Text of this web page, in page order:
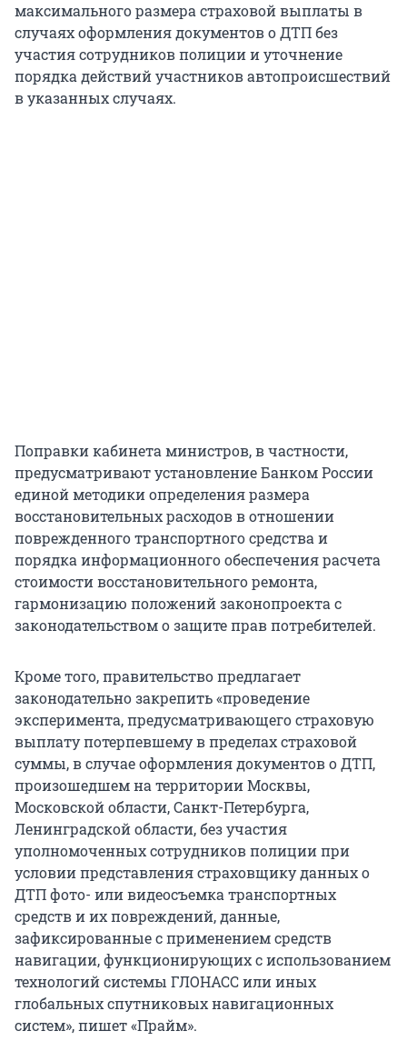
максимального размера страховой выплаты в
случаях оформления документов о ДТП без
участия сотрудников полиции и уточнение
порядка действий участников автопроисшествий
в указанных случаях.
Поправки кабинета министров, в частности,
предусматривают установление Банком России
единой методики определения размера
восстановительных расходов в отношении
поврежденного транспортного средства и
порядка информационного обеспечения расчета
стоимости восстановительного ремонта,
гармонизацию положений законопроекта с
законодательством о защите прав потребителей.
Кроме того, правительство предлагает
законодательно закрепить «проведение
эксперимента, предусматривающего страховую
выплату потерпевшему в пределах страховой
суммы, в случае оформления документов о ДТП,
произошедшем на территории Москвы,
Московской области, Санкт-Петербурга,
Ленинградской области, без участия
уполномоченных сотрудников полиции при
условии представления страховщику данных о
ДТП фото- или видеосъемка транспортных
средств и их повреждений, данные,
зафиксированные с применением средств
навигации, функционирующих с использованием
технологий системы ГЛОНАСС или иных
глобальных спутниковых навигационных
систем», пишет «Прайм».